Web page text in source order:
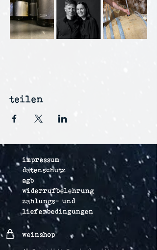
teilen
impressum
datenschutz
agb
widerrufbelehrung
zahlungs- und
lieferbedingungen
weinshop